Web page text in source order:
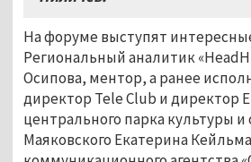
На форуме выступят
Региональный аналитик
Осипова, ментор, а ранее
директор Tele Club и директор
центрального парка культуры и
Маяковского Екатерина